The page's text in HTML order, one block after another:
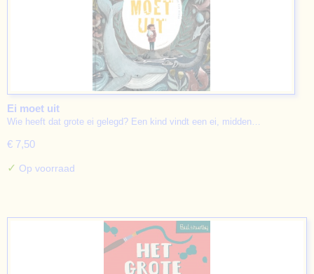
Ei moet uit
Wie heeft dat grote ei gelegd? Een kind vindt een ei, midden…
€ 7,50
✓ Op voorraad